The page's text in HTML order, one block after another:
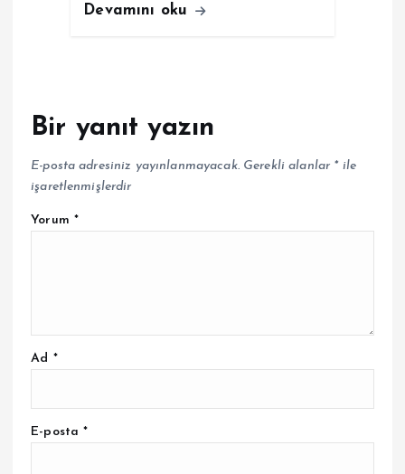
Devamını oku
Bir yanıt yazın
E-posta adresiniz yayınlanmayacak. Gerekli alanlar *ile
işaretlenmişlerdir
Yorum *
Ad *
E-posta*